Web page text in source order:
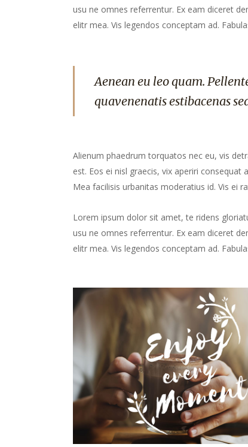
usu ne omnes referrentur. Ex eam diceret
elitr mea. Vis legendos conceptam ad.
Aenean eu leo quam.
quavenenatis estibacenas
Alienum phaedrum torquatos nec eu, vis
est. Eos ei nisl graecis, vix aperiri
Mea facilisis urbanitas moderatius id. Vis ei
Lorem ipsum dolor sit amet, te ridens
usu ne omnes referrentur. Ex eam diceret
elitr mea. Vis legendos conceptam ad.